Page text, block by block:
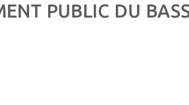
PUBLIC DU